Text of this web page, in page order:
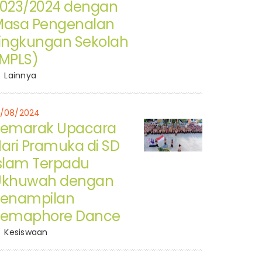
2024 dengan
Pengenalan
Sekolah
Lainnya
08/2024
Upacara
Pramuka di SD
Terpadu
dengan
Dance
Kesiswaan